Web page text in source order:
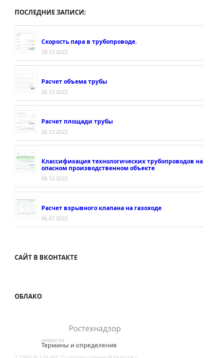
ПОСЛЕДНИЕ ЗАПИСИ:
Скорость пара в трубопроводе.
28.12.2022
Расчет объема трубы
26.12.2022
Расчет площади трубы
26.12.2022
Классификация технологических трубопроводов на
опасном производственном объекте
08.12.2022
Расчет взрывного клапана на газоходе
06.07.2022
САЙТ В ВКОНТАКТЕ
ОБЛАКО